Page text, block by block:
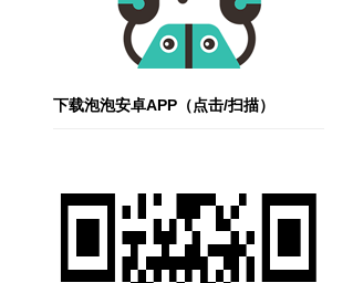
下载泡泡安卓APP（点击/扫描）